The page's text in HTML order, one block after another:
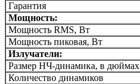
Гарантия
Мощность:
Мощность RMS, Вт
Мощность пиковая, Вт
Излучатели:
Размер НЧ-динамика, в дюймах
Количество динамиков